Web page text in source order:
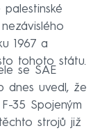
1967 a
tohoto státu.
se SAE
dnes uvedl, že
35 Spojeným
strojů již